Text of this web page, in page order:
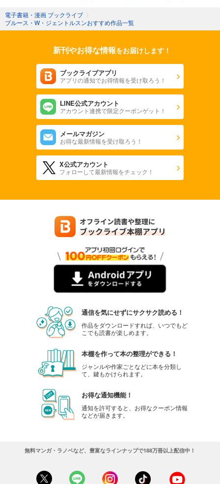
電子書籍・漫画 ブックライブ 〉
ブルース・W・ジェントルスンおすすめ作品一覧
新刊やお得な情報をお届けします！
ブックライブアプリ
アプリの通知でお得情報を受け取ろう！
LINE公式アカウント
アカウント連携で限定クーポンゲット！
メールマガジン
お得な最新情報を受け取ろう！
X公式アカウント
フォローして最新情報をチェック！
通信を気にせずにサクサク読める！
作品をダウンロードすれば、いつでもど
こでも読書が楽しめます。
本棚を作って本の整理ができる！
ジャンルや作家ごとなどに本を分類し
て、鍵もかけられます。
お得な通知機能！
通知を許可すると、お得なクーポン情報
などが届きます。
無料マンガ・ラノベなど、豊富なラインナップで188万冊以上配信中！